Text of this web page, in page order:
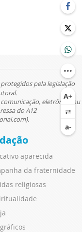
pela legislação
eletrônico ou
do A12
aparecida
da fraternidade
religiosas